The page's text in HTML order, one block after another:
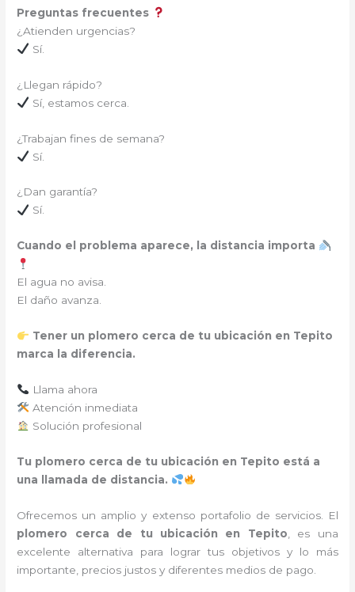
Preguntas frecuentes
¿Atienden urgencias?
Sí.
¿Llegan rápido?
Sí, estamos cerca.
¿Trabajan fines de semana?
Sí.
¿Dan garantía?
Sí.
Cuando el problema aparece, la distancia importa
El agua no avisa.
El daño avanza.
Tener un plomero cerca de tu ubicación en Tepito
marca la diferencia.
Llama ahora
Atención inmediata
Solución profesional
Tu plomero cerca de tu ubicación en Tepito está a
una llamada de distancia.
Ofrecemos un amplio y extenso portafolio de servicios. El
plomero cerca de tu ubicación en Tepito , es una
excelente alternativa para lograr tus objetivos y lo más
importante, precios justos y diferentes medios de pago.